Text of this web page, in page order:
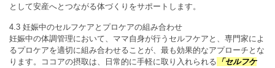
として安産へとつながる体づくりをサポートします。
4.3 妊娠中のセルフケアとプロケアの組み合わせ
妊娠中の体調管理において、ママ自身が行うセルフケアと、専門家によ
るプロケアを適切に組み合わせることが、最も効果的なアプローチとな
ります。ココアの摂取は、日常的に手軽に取り入れられる 「セルフケ